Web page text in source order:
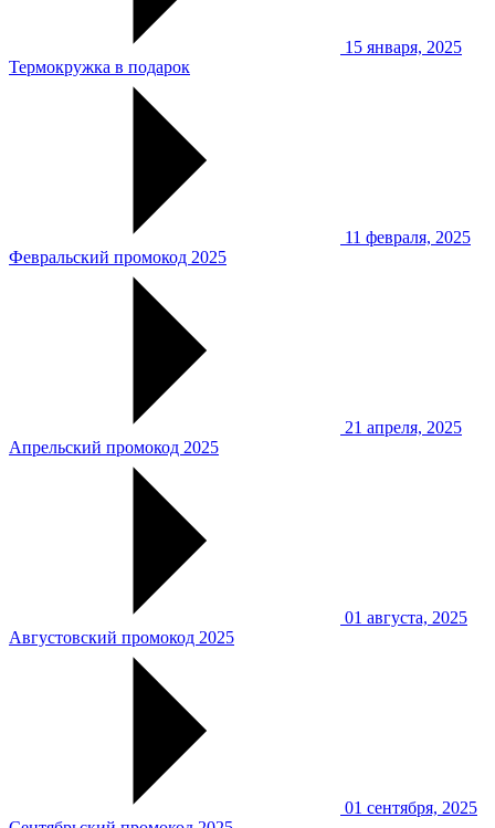
15 января, 2025
Термокружка в подарок
11 февраля, 2025
Февральский промокод 2025
21 апреля, 2025
Апрельский промокод 2025
01 августа, 2025
Августовский промокод 2025
01 сентября, 2025